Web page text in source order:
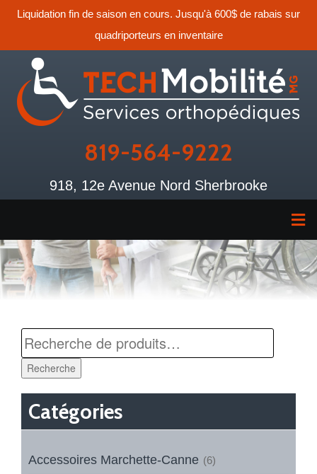
Liquidation fin de saison en cours. Jusqu'à 600$ de rabais sur
quadriporteurs en inventaire
819-564-9222
918, 12e Avenue Nord Sherbrooke
Recherche
Catégories
Accessoires Marchette-Canne (6)